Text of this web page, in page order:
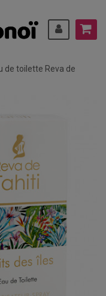
de toilette Reva de